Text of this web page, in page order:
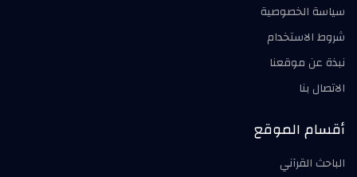
سياسة الخصوصية
شروط الاستخدام
نبذة عن موقعنا
الاتصال بنا
أقسام الموقع
الباحث القرآني